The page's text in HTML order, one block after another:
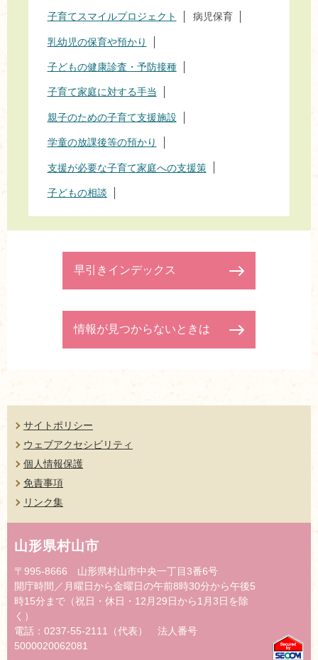
子育てスマイルプロジェクト 病児保育
乳幼児の保育や預かり
子どもの健康診査・予防接種
子育て家庭に対する手当
親子のための子育て支援施設
学童の放課後等の預かり
支援が必要な子育て家庭への支援策
子どもの相談
早引きインデックス
情報が見つからないときは
サイトポリシー
ウェブアクセシビリティ
個人情報保護
免責事項
リンク集
山形県村山市
〒995-8666 山形県村山市中央一丁目3番6号
開庁時間／月曜日から金曜日の午前8時30分から午後5
時15分まで（祝日・休日・12月29日から1月3日を除
く）
電話：0237-55-2111（代表） 法人番号
5000020062081